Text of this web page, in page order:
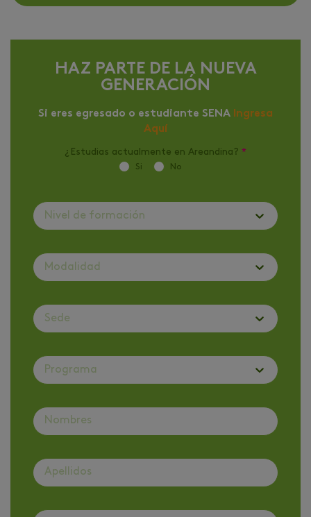
HAZ PARTE DE LA NUEVA
GENERACIÓN
Si eres egresado o estudiante SENA Ingresa
Aquí
¿Estudias actualmente en Areandina? *
Si No
Nivel de formación
Modalidad
Sede
Programa